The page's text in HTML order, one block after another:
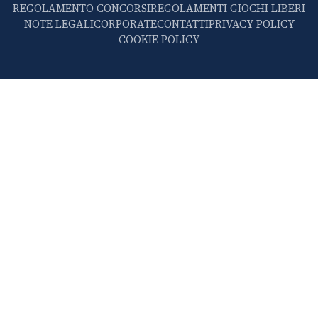
REGOLAMENTO CONCORSIREGOLAMENTI GIOCHI LIBERI
NOTE LEGALICORPORATECONTATTIPRIVACY POLICY
COOKIE POLICY